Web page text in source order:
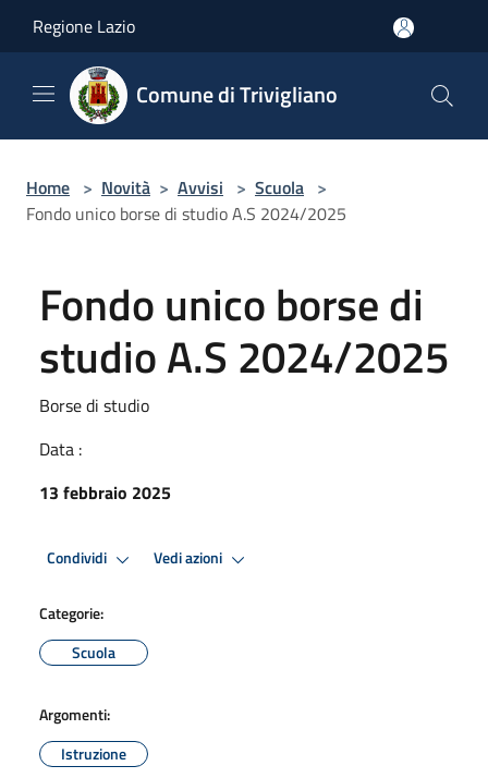
Regione Lazio
Comune di Trivigliano
Home > Novità > Avvisi > Scuola >
Fondo unico borse di studio A.S 2024/2025
Fondo unico borse di
studio A.S 2024/2025
Borse di studio
Data :
13 febbraio 2025
Condividi Vedi azioni
Categorie:
Scuola
Argomenti:
Istruzione